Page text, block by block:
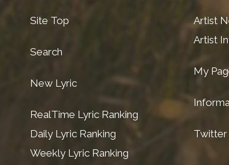
Site Top
Search
New Lyric
RealTime Lyric Ranking
Daily Lyric Ranking
Weekly Lyric Ranking
Artist
Artist
My
Twitter